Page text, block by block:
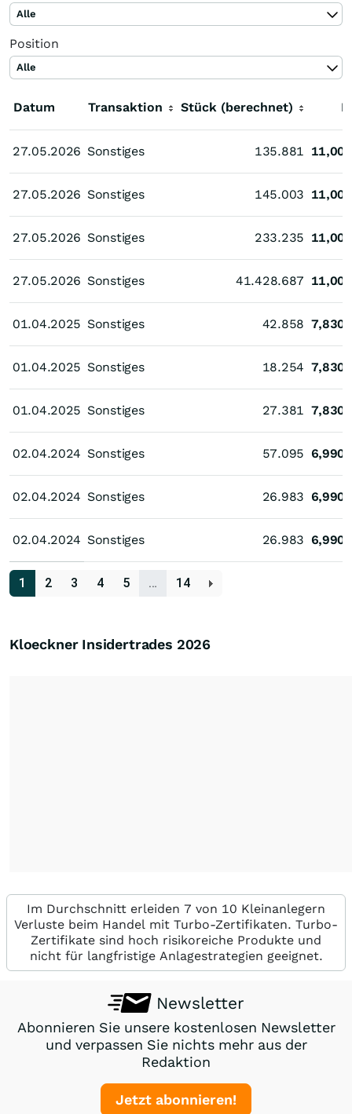
Alle
Position
Alle
Datum
27.05.2026
27.05.2026
27.05.2026
27.05.2026
01.04.2025
01.04.2025
01.04.2025
02.04.2024
02.04.2024
02.04.2024
Transaktion Stück (berechnet)
27.05.2026 Sonstiges 135.881 11,000
27.05.2026 Sonstiges 145.003 11,000
27.05.2026 Sonstiges 233.235 11,000
27.05.2026 Sonstiges 41.428.687 11,000
01.04.2025 Sonstiges 42.858 7,8300
01.04.2025 Sonstiges 18.254 7,8300
01.04.2025 Sonstiges 27.381 7,8300
02.04.2024 Sonstiges 57.095 6,9900
02.04.2024 Sonstiges 26.983 6,9900
02.04.2024 Sonstiges 26.983 6,9900
1 2 3 4 5 … 14
Kloeckner Insidertrades 2026
Im Durchschnitt erleiden 7 von 10 Kleinanlegern
Verluste beim Handel mit Turbo-Zertifikaten. Turbo-
Zertifikate sind hoch risikoreiche Produkte und
nicht für langfristige Anlagestrategien geeignet.
Newsletter
Abonnieren Sie unsere kostenlosen Newsletter
und verpassen Sie nichts mehr aus der
Redaktion
Jetzt abonnieren!